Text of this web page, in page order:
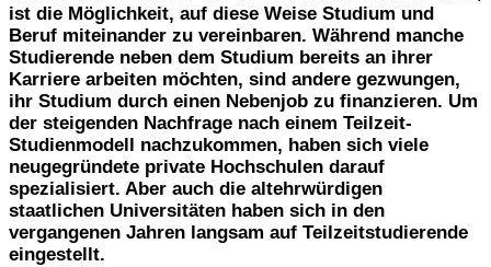
ist die Möglichkeit, auf diese Weise Studium und
Beruf miteinander zu vereinbaren. Während manche
Studierende neben dem Studium bereits an ihrer
Karriere arbeiten möchten, sind andere gezwungen,
ihr Studium durch einen Nebenjob zu finanzieren. Um
der steigenden Nachfrage nach einem Teilzeit-
Studienmodell nachzukommen, haben sich viele
neugegründete private Hochschulen darauf
spezialisiert. Aber auch die altehrwürdigen
staatlichen Universitäten haben sich in den
vergangenen Jahren langsam auf Teilzeitstudierende
eingestellt.